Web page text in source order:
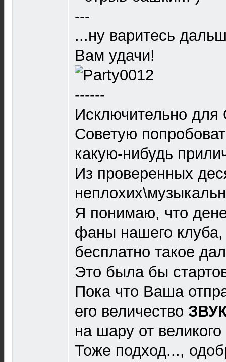
---
...ну варитесь
Вам удачи!
------
Исключительно для
Советую
какую-нибудь
Из проверенных
Я понимаю, что
фаны нашего
бесплатно такое
Это была бы
Пока что Ваша
его величество
на шару от
Тоже подход...,